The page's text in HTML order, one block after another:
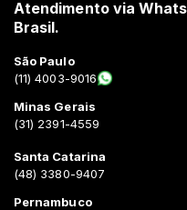
Atendimento via
Brasil.
São Paulo
(11) 4003-9016
Minas Gerais
(31) 2391-4559
Santa Catarina
(48) 3380-9407
Pernambuco